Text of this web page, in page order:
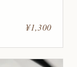
¥1,300